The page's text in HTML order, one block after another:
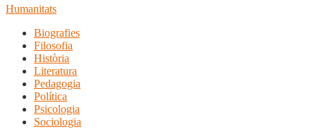
Humanitats
Biografies
Filosofia
Història
Literatura
Pedagogia
Política
Psicologia
Sociologia